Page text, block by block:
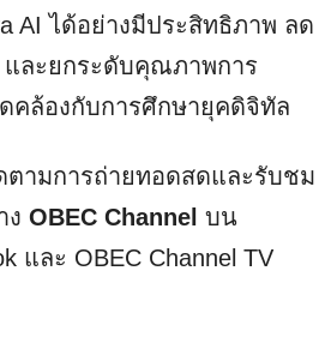
AI ได้อย่างมีประสิทธิภาพ ลด
และยกระดับคุณภาพการ
คล้องกับการศึกษายุคดิจิทัล
ตามการถ่ายทอดสดและรับชม
ง OBEC Channel บน
และ OBEC Channel TV